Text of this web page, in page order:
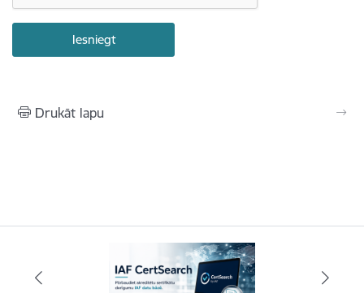
Drukāt lapu